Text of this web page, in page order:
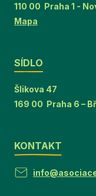
110 00 Praha 1 -
Mapa
SÍDLO
Šlikova 47
169 00 Praha 6 –
KONTAKT